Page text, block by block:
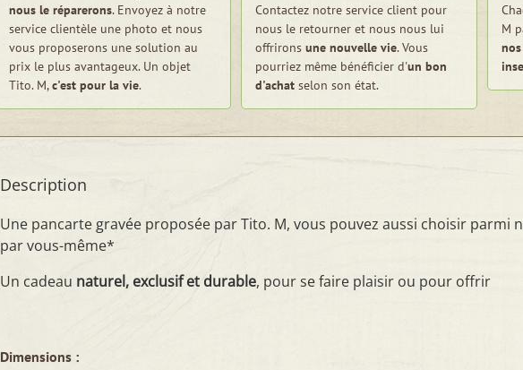
nous le réparerons. Envoyez à notre
service clientèle une photo et nous
vous proposerons une solution au
prix le plus avantageux. Un objet
Tito. M,c'est pour la vie.
Contactez notre service client pour
nous le retourner et nous nous lui
offrirons une nouvelle vie. Vous
pourriez même bénéficier d'un bon
d'achat selon son état.
M
Description
Une pancarte gravée proposée par Tito. M, vous pouvez aussi choisir parmi
par vous-même*
Un cadeau naturel, exclusif et durable, pour se faire plaisir ou pour offrir
Dimensions :